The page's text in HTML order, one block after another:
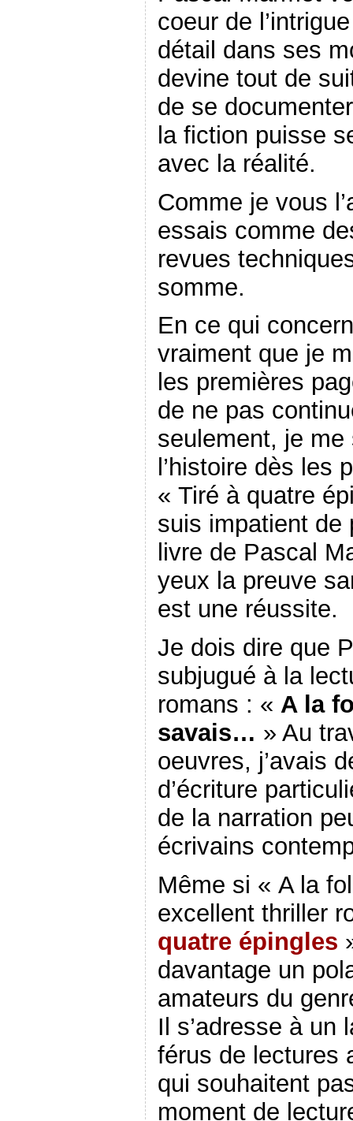
coeur de
détail dans ses
devine tout de
de se
la fiction puisse
avec la réalité.
Comme je vous
essais comme
revues
somme.
En ce qui
vraiment que je
les premières
de ne pas
seulement, je
l’histoire dès les
« Tiré à quatre
suis impatient de
livre de Pascal
yeux la preuve
est une réussite.
Je dois dire que
subjugué à la
romans : « A la
savais… » Au
oeuvres, j’avais
d’écriture
de la narration
écrivains
Même si « A la
excellent thriller
quatre épingles
davantage un
amateurs du
Il s’adresse à un
férus de lectures
qui souhaitent
moment de